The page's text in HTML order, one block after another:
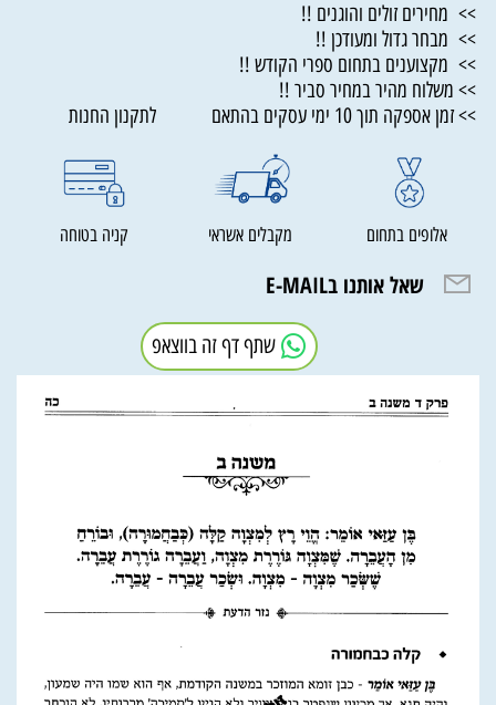
>> מחירים זולים והוגנים !!
>> מבחר גדול ומעודכן !!
>> מקצוענים בתחום ספרי הקודש !!
>> משלוח מהיר במחיר סביר !!
>> זמן אספקה תוך 10 ימי עסקים בהתאם לתקנון החנות
אלופים בתחום מקבלים אשראי קניה בטוחה
שאל אותנו בE-MAIL
שתף דף זה בווצאפ